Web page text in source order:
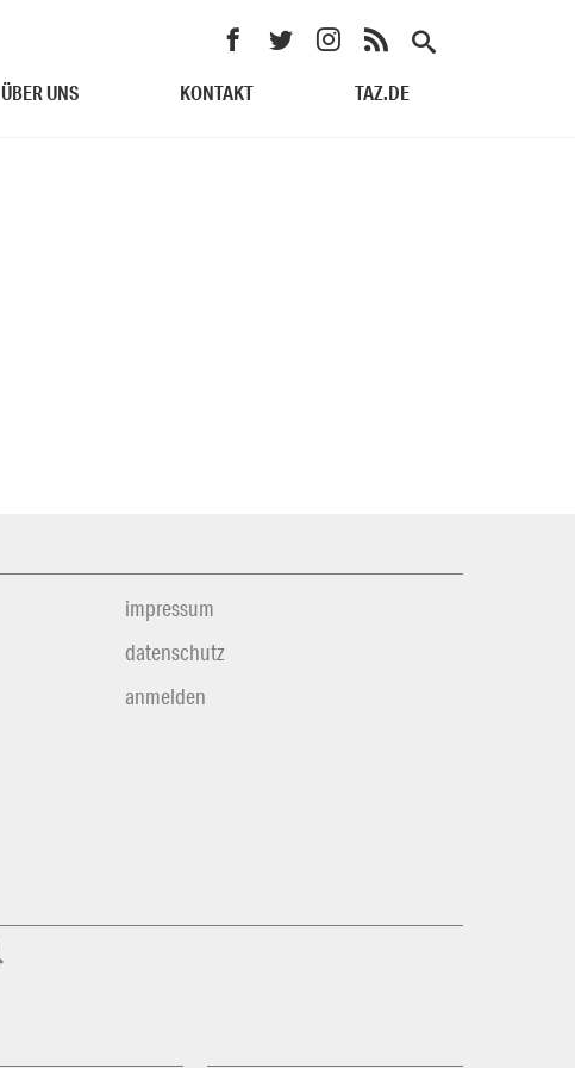
ÜBER UNS KONTAKT TAZ.DE
impressum
datenschutz
anmelden